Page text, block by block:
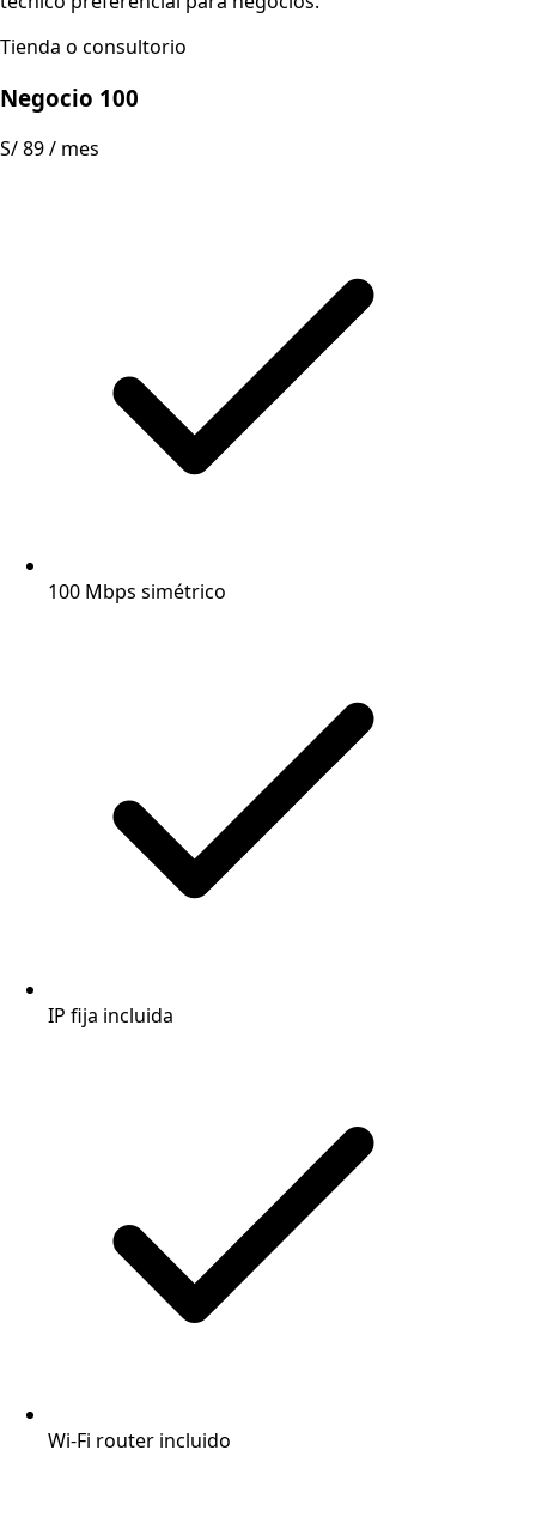
Tienda o consultorio
Negocio 100
S/ 89/ mes
100 Mbps simétrico
IP fija incluida
Wi-Fi router incluido